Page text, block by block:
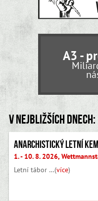
A3 -
V nejbližších dnech:
Anarchistický letní
1. - 10. 8. 2026,
Letní tábor …(více)